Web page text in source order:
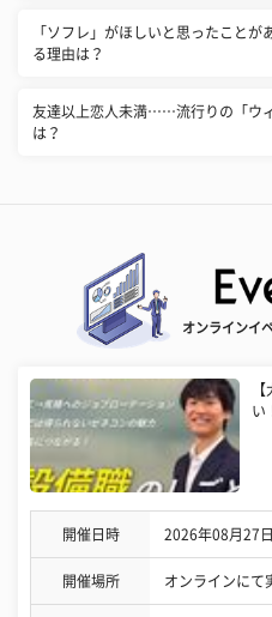
「ソフレ」がほしいと思ったこと
る理由は？
友達以上恋人未満……流行りの「ウ
は？
オンラインイ
い
開催日時 2026年08月27
開催場所 オンラインにて